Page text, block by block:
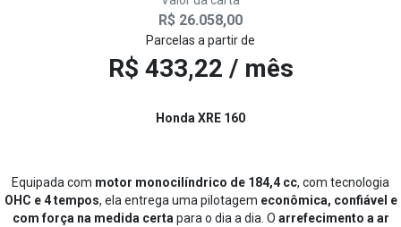
R$ 26.058,00
Parcelas a partir de
R$ 433,22 / mês
Honda XRE 160
Equipada com motor monocilíndrico de 184,4 cc, com tecnologia
OHC e 4 tempos, ela entrega uma pilotagem econômica, confiável e
com força na medida certa para o dia a dia. O arrefecimento a ar